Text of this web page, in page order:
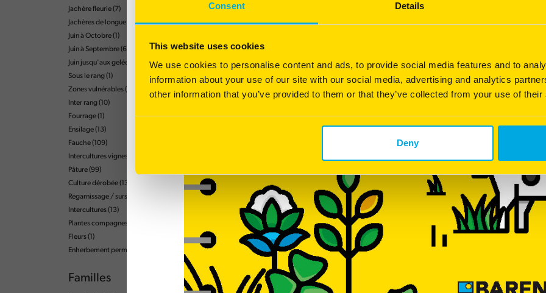
Consent Details
This website uses cookies
We use cookies to personalise content and ads, to provide social media features and to
information about your use of our site with our social media, advertising and analytics
other information that you’ve provided to them or that they’ve collected from your use of
Deny
Jachère fleurie(7)
Jachères de longue durée(1)
Juin à Octobre(1)
Juin à Septembre(6)
Juin jusqu'aux gelées
Sous le rang(1)
Zones vulnérables(1)
Inter rang(10)
Fourrage(1)
Ensilage(13)
Fauche(109)
Intercultures vignes
Pâture(99)
Culture dérobée(13)
Regarnissage / sursemis
Intercultures(13)
Plantes compagnes
Fleurs(1)
Enherbement permanent
Familles
Luzerne productive
Résistante aux maladies et nématodes
Vigueur extrêmement forte à
l'installation
comportement au pâturage